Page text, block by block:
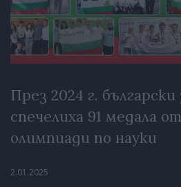
През 2024 г.
спечелиха 91 медала
олимпиади по науки
2.01.2025